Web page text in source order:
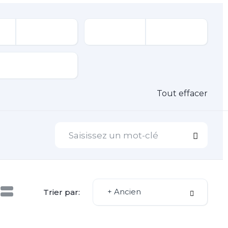
Tout effacer
Trier par: + Ancien